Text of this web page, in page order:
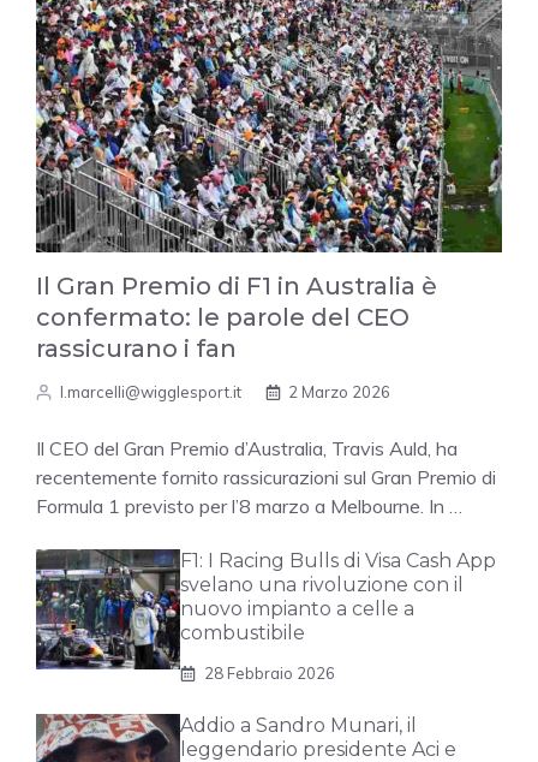
Il Gran Premio di F1 in Australia è
confermato: le parole del CEO
rassicurano i fan
l.marcelli@wigglesport.it 2 Marzo 2026
Il CEO del Gran Premio d’Australia, Travis Auld, ha
recentemente fornito rassicurazioni sul Gran Premio di
Formula 1 previsto per l’8 marzo a Melbourne. In …
F1: I Racing Bulls di Visa Cash App
svelano una rivoluzione con il
nuovo impianto a celle a
combustibile
28 Febbraio 2026
Addio a Sandro Munari, il
leggendario presidente Aci e